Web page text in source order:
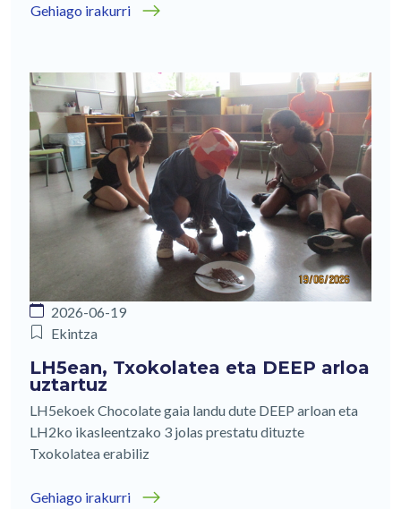
Gehiago irakurri
2026-06-19
Ekintza
LH5ean, Txokolatea eta DEEP arloa
uztartuz
LH5ekoek Chocolate gaia landu dute DEEP arloan eta
LH2ko ikasleentzako 3 jolas prestatu dituzte
Txokolatea erabiliz
Gehiago irakurri